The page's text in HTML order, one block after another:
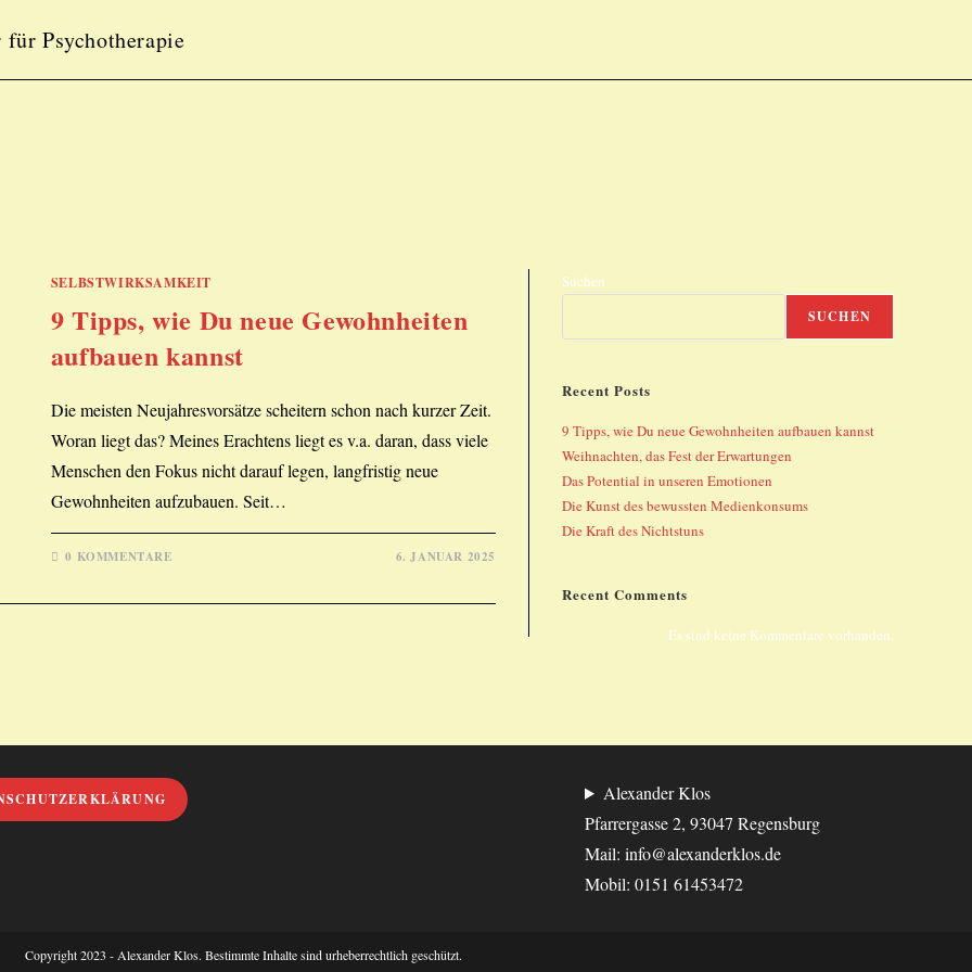
Psychotherapie
SELBSTWIRKSAMKEIT
9 Tipps, wie Du neue Gewohnheiten
aufbauen kannst
Die meisten Neujahresvorsätze scheitern schon nach kurzer Zeit.
Woran liegt das? Meines Erachtens liegt es v.a. daran, dass viele
Menschen den Fokus nicht darauf legen, langfristig neue
Gewohnheiten aufzubauen. Seit…
0 KOMMENTARE 6. JANUAR 2025
Suchen
SUCHEN
Recent Posts
9 Tipps, wie Du neue Gewohnheiten aufbauen kannst
Weihnachten, das Fest der Erwartungen
Das Potential in unseren Emotionen
Die Kunst des bewussten Medienkonsums
Die Kraft des Nichtstuns
Recent Comments
Es sind keine Kommentare vorhanden.
Alexander Klos
Pfarrergasse 2, 93047 Regensburg
Mail: info@alexanderklos.de
Mobil: 0151 61453472
Copyright 2023 - Alexander Klos. Bestimmte Inhalte sind urheberrechtlich geschützt.